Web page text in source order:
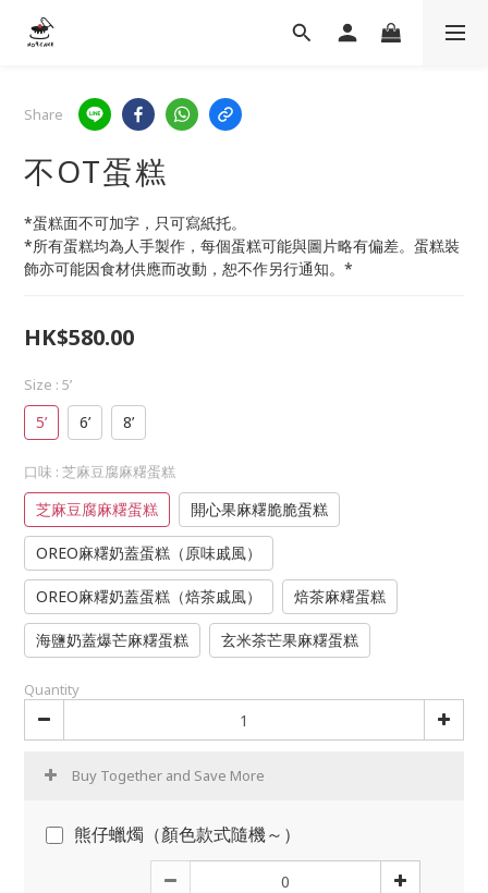
Share
不OT蛋糕
*蛋糕面不可加字，只可寫紙托。
*所有蛋糕均為人手製作，每個蛋糕可能與圖片略有偏差。蛋糕裝
飾亦可能因食材供應而改動，恕不作另行通知。*
HK$580.00
Size : 5’
5’ 6’ 8’
口味 : 芝麻豆腐麻糬蛋糕
芝麻豆腐麻糬蛋糕 開心果麻糬脆脆蛋糕
OREO麻糬奶蓋蛋糕（原味戚風）
OREO麻糬奶蓋蛋糕（焙茶戚風） 焙茶麻糬蛋糕
海鹽奶蓋爆芒麻糬蛋糕 玄米茶芒果麻糬蛋糕
Quantity
Buy Together and Save More
熊仔蠟燭（顏色款式隨機～）